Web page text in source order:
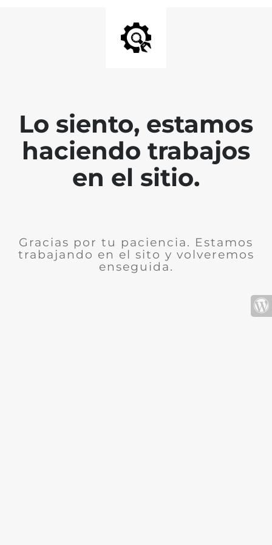
Lo siento, estamos
haciendo trabajos
en el sitio.
Gracias por tu paciencia. Estamos
trabajando en el sito y volveremos
enseguida.